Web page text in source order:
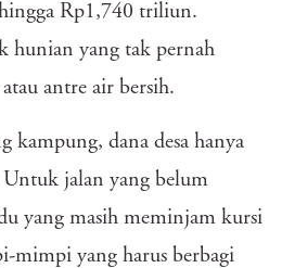
Rp1,740 triliun.
hunian yang tak pernah
antre air bersih.
kampung, dana desa hanya
jalan yang belum
yang masih meminjam kursi
mimpi yang harus berbagi